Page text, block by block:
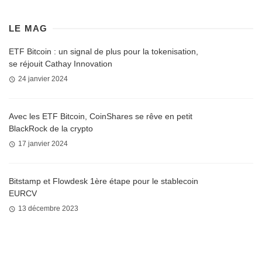
LE MAG
ETF Bitcoin : un signal de plus pour la tokenisation,
se réjouit Cathay Innovation
24 janvier 2024
Avec les ETF Bitcoin, CoinShares se rêve en petit
BlackRock de la crypto
17 janvier 2024
Bitstamp et Flowdesk 1ère étape pour le stablecoin
EURCV
13 décembre 2023